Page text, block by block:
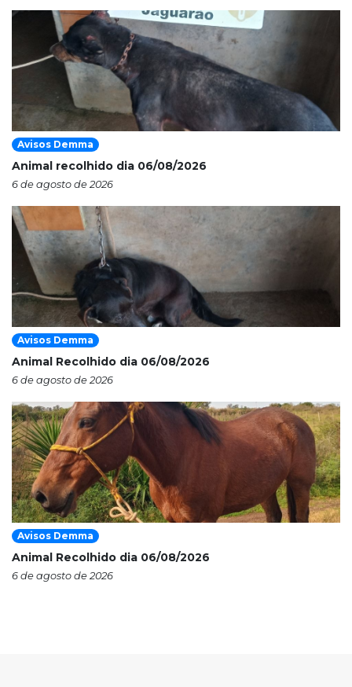
Avisos Demma
Animal recolhido dia 06/08/2026
6 de agosto de 2026
Avisos Demma
Animal Recolhido dia 06/08/2026
6 de agosto de 2026
Avisos Demma
Animal Recolhido dia 06/08/2026
6 de agosto de 2026